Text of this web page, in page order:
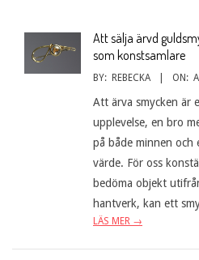
Att sälja ärvd
som konstsamlare
BY: REBECKA ON:
Att ärva smycken är
upplevelse, en bro
på både minnen
värde. För oss
bedöma objekt
hantverk, kan ett
LÄS MER →